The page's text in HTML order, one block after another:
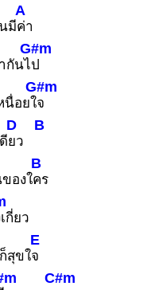
มี
A
ค่า
กันไ
G#m
ป
นื่อยใ
G#m
จ
D
ยว
B
องใ
B
คร
กี่ยว
สุขใ
E
จ
C#m